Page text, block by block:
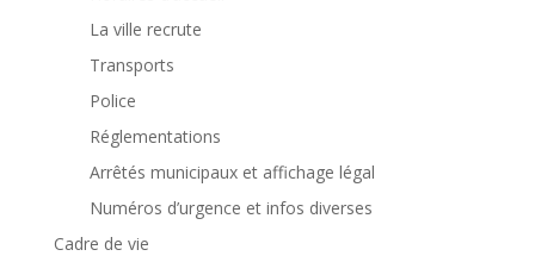
La ville recrute
Transports
Police
Réglementations
Arrêtés municipaux et affichage légal
Numéros d’urgence et infos diverses
Cadre de vie